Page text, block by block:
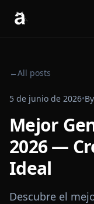
←All posts
5 de junio de 2026•By
Mejor
2026 —
Ideal
Descubre el